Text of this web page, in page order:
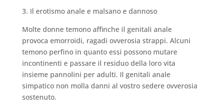
3. Il erotismo anale e malsano e dannoso
Molte donne temono affinche il genitali anale
provoca emorroidi, ragadi ovverosia strappi. Alcuni
temono perfino in quanto essi possono mutare
incontinenti e passare il residuo della loro vita
insieme pannolini per adulti. Il genitali anale
simpatico non molla danni al vostro sedere ovverosia
sostenuto.